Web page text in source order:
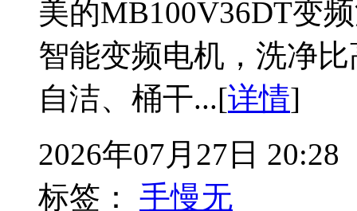
美的MB100V36DT变
智能变频电机，洗净
自洁、桶干...[详情]
2026年07月27日 20:28
标签：
手慢无